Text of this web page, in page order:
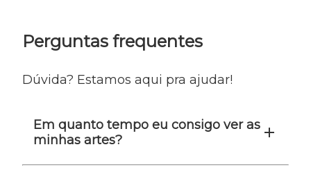
Perguntas frequentes
Dúvida? Estamos aqui pra ajudar!
Em quanto tempo eu consigo ver as
minhas artes?